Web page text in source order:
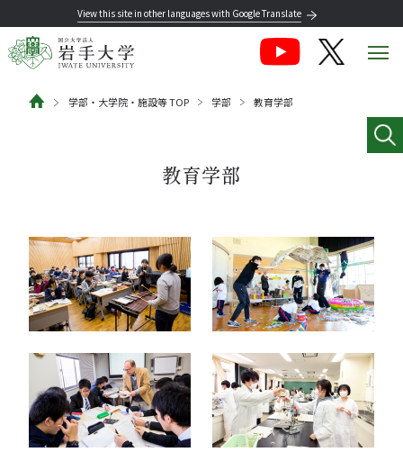
View this site in other languages with Google Translate
学部・大学院・施設等 TOP 学部 教育学部
教育学部